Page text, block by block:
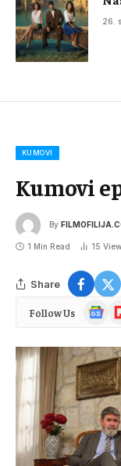
26.
KUMOVI
Kumovi
By
1 Min Read 15
Share
Follow Us
Google
News